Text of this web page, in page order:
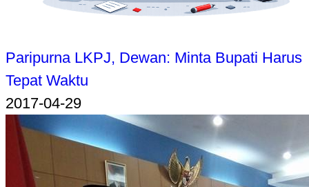
Paripurna LKPJ, Dewan: Minta Bupati Harus
Tepat Waktu
2017-04-29